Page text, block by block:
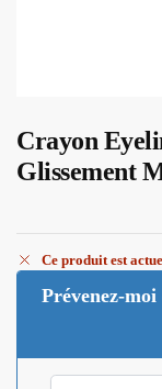
Crayon
Glissement
Ce produit est
Prévenez-